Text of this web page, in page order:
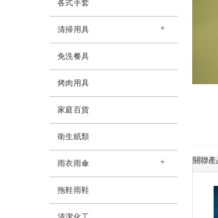
各式手套
清掃用具
免洗餐具
烤肉用具
家庭百貨
衛生紙類
雨衣雨傘
拖鞋雨鞋
關聯產